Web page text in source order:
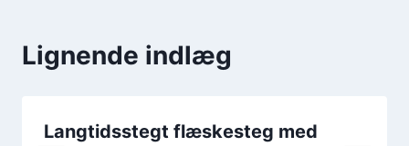
Lignende indlæg
Langtidsstegt flæskesteg med